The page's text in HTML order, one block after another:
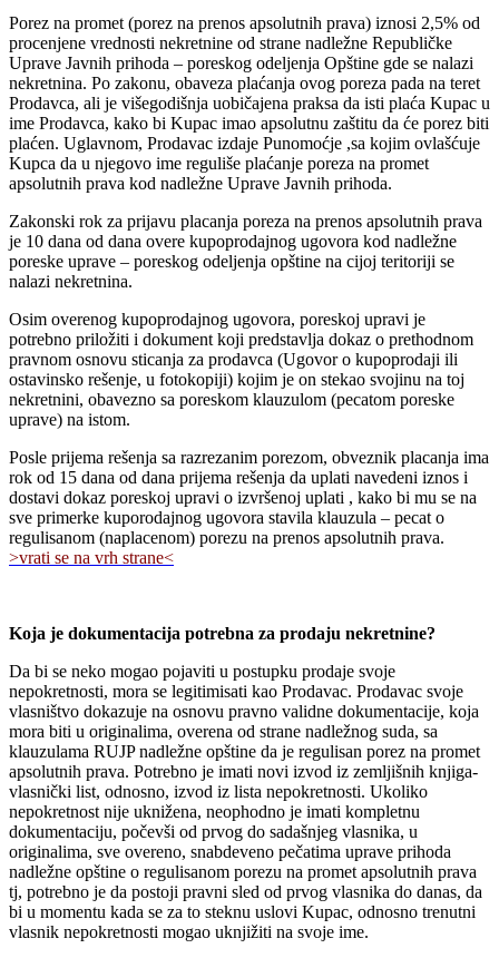
Porez na promet (porez na prenos apsolutnih prava) iznosi 2,5% od
procenjene vrednosti nekretnine od strane nadležne Republičke
Uprave Javnih prihoda – poreskog odeljenja Opštine gde se nalazi
nekretnina. Po zakonu, obaveza plaćanja ovog poreza pada na teret
Prodavca, ali je višegodišnja uobičajena praksa da isti plaća Kupac u
ime Prodavca, kako bi Kupac imao apsolutnu zaštitu da će porez biti
plaćen. Uglavnom, Prodavac izdaje Punomoćje ,sa kojim ovlašćuje
Kupca da u njegovo ime reguliše plaćanje poreza na promet
apsolutnih prava kod nadležne Uprave Javnih prihoda.
Zakonski rok za prijavu placanja poreza na prenos apsolutnih prava
je 10 dana od dana overe kupoprodajnog ugovora kod nadležne
poreske uprave – poreskog odeljenja opštine na cijoj teritoriji se
nalazi nekretnina.
Osim overenog kupoprodajnog ugovora, poreskoj upravi je
potrebno priložiti i dokument koji predstavlja dokaz o prethodnom
pravnom osnovu sticanja za prodavca (Ugovor o kupoprodaji ili
ostavinsko rešenje, u fotokopiji) kojim je on stekao svojinu na toj
nekretnini, obavezno sa poreskom klauzulom (pecatom poreske
uprave) na istom.
Posle prijema rešenja sa razrezanim porezom, obveznik placanja ima
rok od 15 dana od dana prijema rešenja da uplati navedeni iznos i
dostavi dokaz poreskoj upravi o izvršenoj uplati , kako bi mu se na
sve primerke kuporodajnog ugovora stavila klauzula – pecat o
regulisanom (naplacenom) porezu na prenos apsolutnih prava.
>vrati se na vrh strane<
Koja je dokumentacija potrebna za prodaju nekretnine?
Da bi se neko mogao pojaviti u postupku prodaje svoje
nepokretnosti, mora se legitimisati kao Prodavac. Prodavac svoje
vlasništvo dokazuje na osnovu pravno validne dokumentacije, koja
mora biti u originalima, overena od strane nadležnog suda, sa
klauzulama RUJP nadležne opštine da je regulisan porez na promet
apsolutnih prava. Potrebno je imati novi izvod iz zemljišnih knjiga-
vlasnički list, odnosno, izvod iz lista nepokretnosti. Ukoliko
nepokretnost nije uknižena, neophodno je imati kompletnu
dokumentaciju, počevši od prvog do sadašnjeg vlasnika, u
originalima, sve overeno, snabdeveno pečatima uprave prihoda
nadležne opštine o regulisanom porezu na promet apsolutnih prava
tj, potrebno je da postoji pravni sled od prvog vlasnika do danas, da
bi u momentu kada se za to steknu uslovi Kupac, odnosno trenutni
vlasnik nepokretnosti mogao uknjižiti na svoje ime.